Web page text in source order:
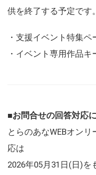
供を終了する予定です。
・支援イベント特集ペ
・イベント専用作品
■お問合せの回答対応
とらのあなWEBオン
応は
2026年05月31日(日)を